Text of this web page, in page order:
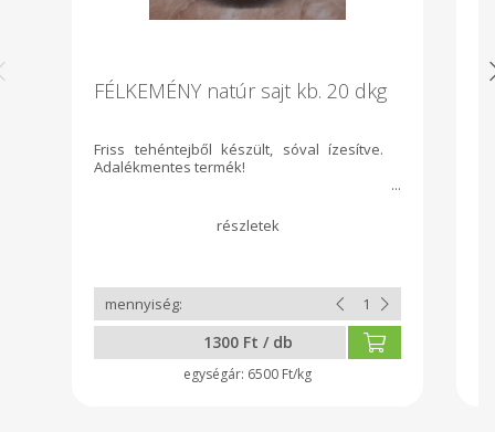
FÉLKEMÉNY natúr sajt kb. 20 dkg
Friss tehéntejből készült, sóval ízesítve.
Adalékmentes termék!
1300 Ft / db
6500 Ft/kg